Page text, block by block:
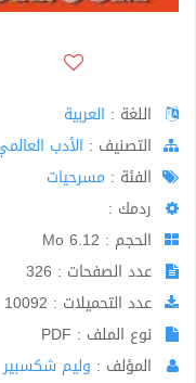
اللغة : العربية
اﻟﺘﺼﻨﻴﻒ : الأدب
الفئة : مسرحيات
ردمك :
الحجم : 6.12 Mo
عدد الصفحات : 326
عدد التحميلات : 10092
نوع الملف : PDF
المؤلف : وليم شكسبير